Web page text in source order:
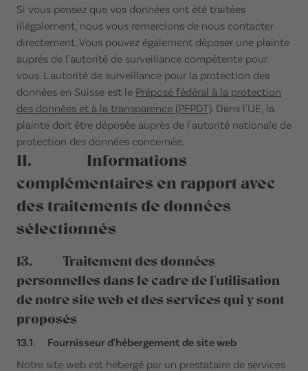
Si vous pensez que vos données ont été traitées
illégalement, nous vous remercions de nous contacter
directement. Vous pouvez également déposer une plainte
auprès de l'autorité de surveillance compétente pour
vous. L'autorité de surveillance pour la protection des
données en Suisse est le Préposé fédéral à la protection
des données et à la transparence (PFPDT) . Dans l'UE, la
plainte doit être déposée auprès de l'autorité nationale de
protection des données concernée.
II. Informations
complémentaires en rapport avec
des traitements de données
sélectionnés
13. Traitement des données
personnelles dans le cadre de l'utilisation
de notre site web et des services qui y sont
proposés
13.1. Fournisseur d'hébergement de site web
Notre site web est hébergé par un prestataire de services